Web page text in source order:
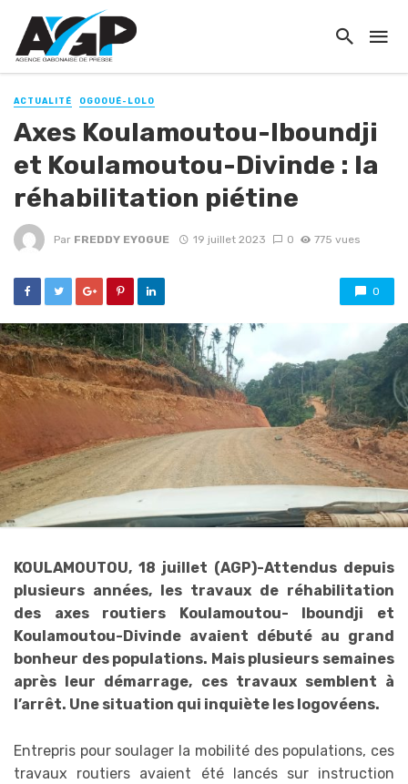
ACTUALITÉ OGOOUÉ-LOLO
Axes Koulamoutou-Iboundji
et Koulamoutou-Divinde : la
réhabilitation piétine
Par FREDDY EYOGUE 19 juillet 2023 0 775 vues
0
KOULAMOUTOU, 18 juillet (AGP)-Attendus depuis
plusieurs années, les travaux de réhabilitation
des axes routiers Koulamoutou- Iboundji et
Koulamoutou-Divinde avaient débuté au grand
bonheur des populations. Mais plusieurs semaines
après leur démarrage, ces travaux semblent à
l’arrêt. Une situation qui inquiète les logovéens.
Entrepris pour soulager la mobilité des populations, ces
travaux routiers avaient été lancés sur instruction